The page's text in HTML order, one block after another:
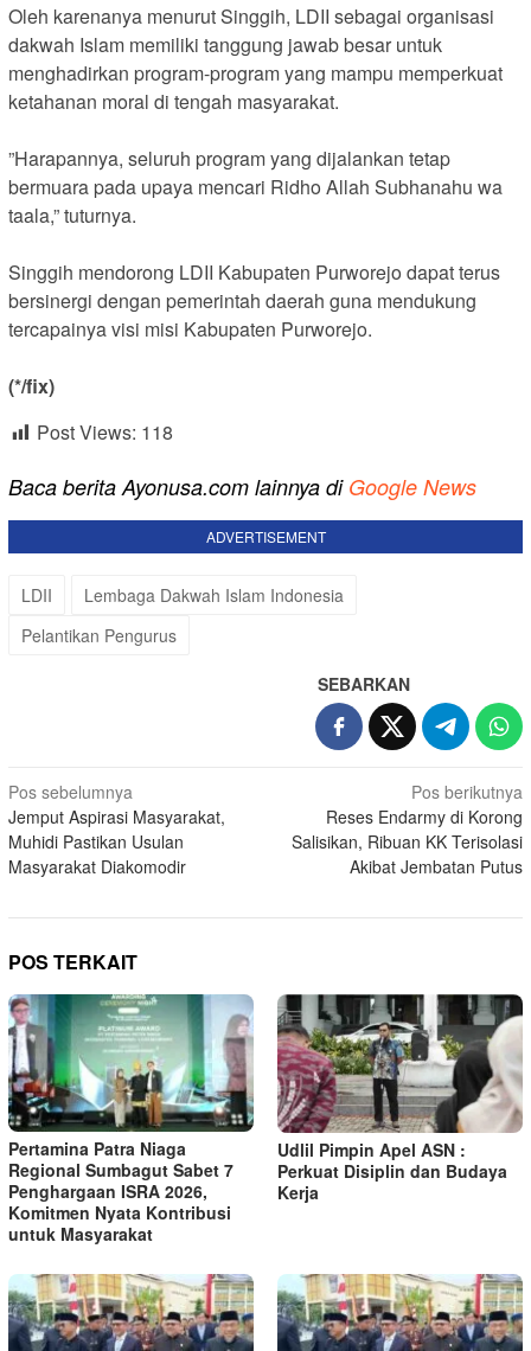
‎Oleh karenanya menurut Singgih, LDII sebagai organisasi
dakwah Islam memiliki tanggung jawab besar untuk
menghadirkan program-program yang mampu memperkuat
ketahanan moral di tengah masyarakat.
‎”Harapannya, seluruh program yang dijalankan tetap
bermuara pada upaya mencari Ridho Allah Subhanahu wa
taala,” tuturnya.
‎Singgih mendorong LDII Kabupaten Purworejo dapat terus
bersinergi dengan pemerintah daerah guna mendukung
tercapainya visi misi Kabupaten Purworejo.
‎(*/fix)
Post Views: 118
Baca berita Ayonusa.com lainnya di Google News
ADVERTISEMENT
LDII
Lembaga Dakwah Islam Indonesia
Pelantikan Pengurus
SEBARKAN
Navigasi
pos
Pos sebelumnya
Jemput Aspirasi Masyarakat,
Muhidi Pastikan Usulan
Masyarakat Diakomodir
Pos berikutnya
Reses Endarmy di Korong
Salisikan, Ribuan KK Terisolasi
Akibat Jembatan Putus
POS TERKAIT
Pertamina Patra Niaga
Regional Sumbagut Sabet 7
Penghargaan ISRA 2026,
Komitmen Nyata Kontribusi
untuk Masyarakat
Udlil Pimpin Apel ASN :
Perkuat Disiplin dan Budaya
Kerja